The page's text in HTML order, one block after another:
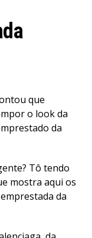
que
o look da
da
Tô tendo
mostra aqui os
da